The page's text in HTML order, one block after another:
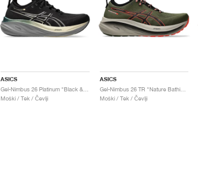
ASICS
Moški / Tek / Čevlji
ASICS
Gel-Nimbus 26 TR "Nature Bathing & Red Snapper"
Moški / Tek / Čevlji